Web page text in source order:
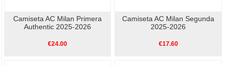
Camiseta AC Milan Primera
Authentic 2025-2026
€24.00
Camiseta AC Milan Segunda
2025-2026
€17.60